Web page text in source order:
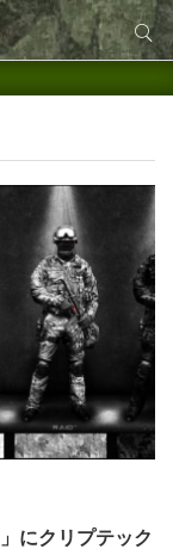
にクリプテック